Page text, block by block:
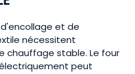
et de
nécessitent
chauffage stable. Le four
peut